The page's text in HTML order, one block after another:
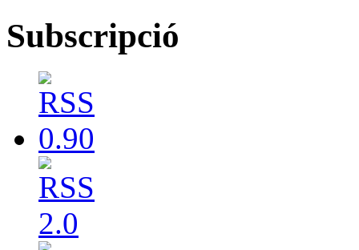
Subscripció